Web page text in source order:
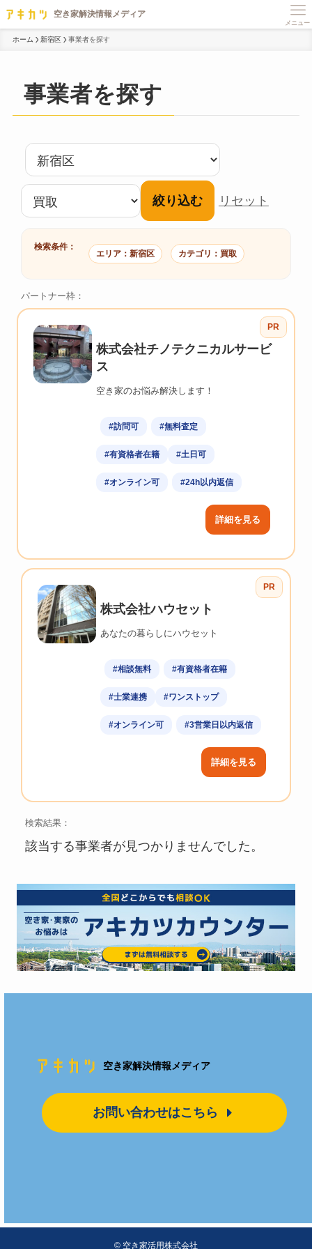
メニュー
ホーム 新宿区 事業者を探す
事業者を探す
絞り込む リセット
検索条件：
エリア：新宿区 カテゴリ：買取
パートナー枠：
PR
株式会社チノテクニカルサービ
ス
空き家のお悩み解決します！
#訪問可 #無料査定
#有資格者在籍 #土日可
#オンライン可 #24h以内返信
詳細を見る
PR
株式会社ハウセット
あなたの暮らしにハウセット
#相談無料 #有資格者在籍
#士業連携 #ワンストップ
#オンライン可 #3営業日以内返信
詳細を見る
検索結果：
該当する事業者が見つかりませんでした。
空き家解決情報メディア
お問い合わせはこちら
© 空き家活用株式会社